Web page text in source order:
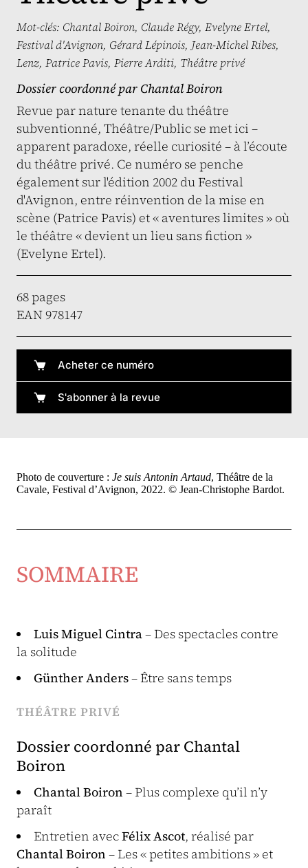
Mot-clés: Chantal Boiron, Claude Régy, Evelyne Ertel,
Festival d'Avignon, Gérard Lépinois, Jean-Michel Ribes,
Lenz, Patrice Pavis, Pierre Arditi, Théâtre privé
Dossier coordonné par Chantal Boiron
Revue par nature tenante du théâtre
subventionné, Théâtre/Public se met ici –
apparent paradoxe, réelle curiosité – à l’écoute
du théâtre privé. Ce numéro se penche
également sur l'édition 2002 du Festival
d'Avignon, entre réinvention de la mise en
scène (Patrice Pavis) et « aventures limites » où
le théâtre « devient un lieu sans fiction »
(Evelyne Ertel).
68 pages
EAN 978147
Acheter ce numéro
S'abonner à la revue
Photo de couverture : Je suis Antonin Artaud, Théâtre de la
Cavale, Festival d’Avignon, 2022. © Jean-Christophe Bardot.
SOMMAIRE
Luis Miguel Cintra– Des spectacles contre
la solitude
Günther Anders– Être sans temps
THÉÂTRE PRIVÉ
Dossier coordonné par Chantal
Boiron
Chantal Boiron – Plus complexe qu’il n’y
paraît
Entretien avecFélix Ascot, réalisé par
Chantal Boiron – Les « petites ambitions » et